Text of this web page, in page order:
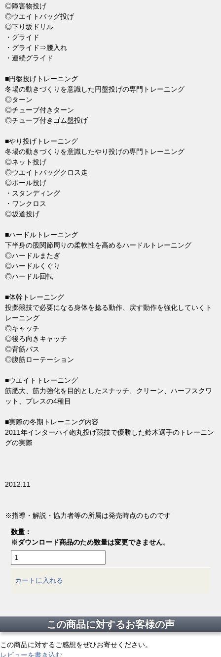
◎障害物投げ
◎ウエイトバッグ投げ
◎下り坂ドリル
・グライド
・グライド⇒腰入れ
・連続グライド
■円盤投げトレーニング
冬場の動きづくりを意識した円盤投げの専門トレーニング
◎ターン
◎チューブ付きターン
◎チューブ付きゴム盤投げ
■やり投げトレーニング
冬場の動きづくりを意識したやり投げの専門トレーニング
◎ネット投げ
◎ウエイトバッグクロス走
◎ボール投げ
・スタンディング
・ワンクロス
◎坂道投げ
■ハードルトレーニング
下半身の股関節周りの柔軟性を高めるハードルトレーニング
◎ハードルまたぎ
◎ハードルくぐり
◎ハードル回転
■体幹トレーニング
投擲競技で必要になる身体を捻る動作、戻す動作を強化していくト
レーニング
◎キャッチ
◎後ろ向きキャッチ
◎背筋パス
◎腹筋ローテーション
■ウエイトトレーニング
筋肥大、筋力強化を目的としたスナッチ、クリーン、ハーフスクワ
ット、プレスの4種目
■実際の冬期トレーニング内容
2011年インターハイ砲丸投げ競技で優勝した鈴木選手のトレーニン
グの実際
2012.11
※指導・解説・協力者等の所属は発売時点のものです
数量：
※ダウンロード商品のため数量は変更できません。
カートに入れる
この商品に対するお客様の声
この商品に対するご感想をぜひお寄せください。
レビューを書き込む